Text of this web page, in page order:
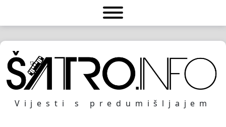
Vijesti s predumišljajem